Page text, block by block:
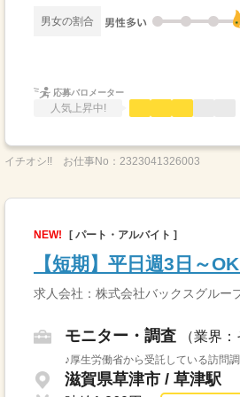
男女の割合
応募バロメーター
人気上昇中!
イチオシ!! お仕事No： 2323041326003
NEW! [ パート・アルバイト ]
【短期】平日週3日～
求人会社：株式会社バックスグルー
モニター・調査 （業界
♪厚生労働省から受託している訪問
滋賀県草津市 / 草津駅